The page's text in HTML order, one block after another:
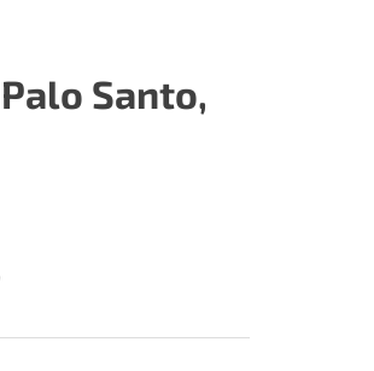
Santo,